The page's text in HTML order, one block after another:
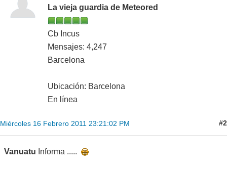
La vieja guardia de Meteored
Cb Incus
Mensajes: 4,247
Barcelona
Ubicación: Barcelona
En línea
Miércoles 16 Febrero 2011 23:21:02 PM #2
Vanuatu Informa .....